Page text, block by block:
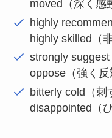
moved（深く感
highly
highly skilled（
strongly
oppose（強く反
bitterly cold（刺
disappointed（